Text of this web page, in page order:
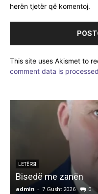
herën tjetër që komentoj.
This site uses Akismet to
comment data is
LETËRSI
Bisedë me zanën
admin - 7 Gusht 2026 0